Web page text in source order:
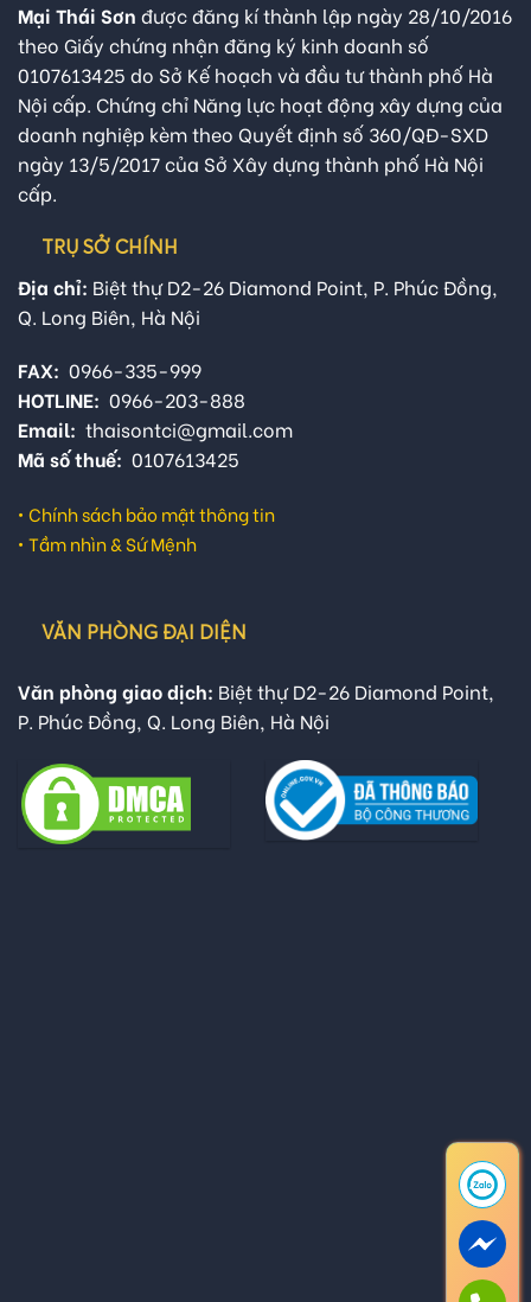
Mại Thái Sơn được đăng kí thành lập ngày 28/10/2016
theo Giấy chứng nhận đăng ký kinh doanh số
0107613425 do Sở Kế hoạch và đầu tư thành phố Hà
Nội cấp. Chứng chỉ Năng lực hoạt động xây dựng của
doanh nghiệp kèm theo Quyết định số 360/QĐ-SXD
ngày 13/5/2017 của Sở Xây dựng thành phố Hà Nội
cấp.
TRỤ SỞ CHÍNH
Địa chỉ: Biệt thự D2-26 Diamond Point, P. Phúc Đồng,
Q. Long Biên, Hà Nội
FAX: 0966-335-999
HOTLINE: 0966-203-888
Email: thaisontci@gmail.com
Mã số thuế: 0107613425
• Chính sách bảo mật thông tin
• Tầm nhìn & Sứ Mệnh
VĂN PHÒNG ĐẠI DIỆN
Văn phòng giao dịch: Biệt thự D2-26 Diamond Point,
P. Phúc Đồng, Q. Long Biên, Hà Nội